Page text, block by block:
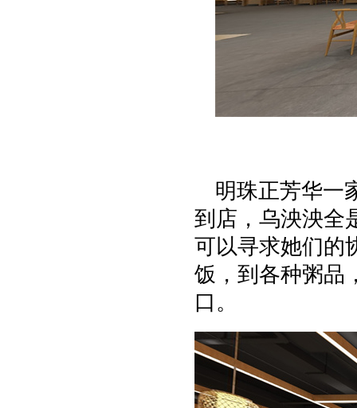
明珠正芳华一
到店，乌泱泱全
可以寻求她们的
饭，到各种粥品
口。